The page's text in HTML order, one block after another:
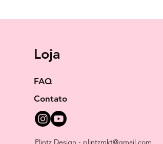
Loja
FAQ
Contato
Plintz Design - plintzmkt@gmail.com